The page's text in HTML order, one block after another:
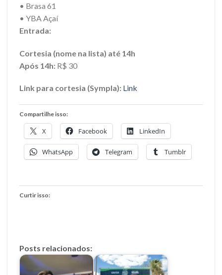
• Brasa 61
• YBA Açaí
Entrada:
Cortesia (nome na lista) até 14h
Após 14h: R$ 30
Link para cortesia (Sympla): Link
Compartilhe isso:
X Facebook LinkedIn
WhatsApp Telegram Tumblr
Curtir isso:
Posts relacionados: